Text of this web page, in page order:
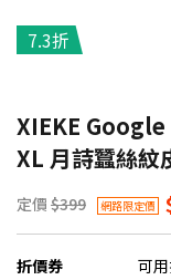
7.3折
XIEKE
XL 月詩蠶絲紋
定價 $399 網路限定價
折價券 可用